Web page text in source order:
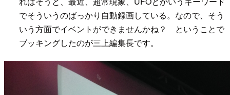
でそういうのばっかり自動録画している。なので、そう
いう方面でイベントができませんかね？ ということで
ブッキングしたのが三上編集長です。